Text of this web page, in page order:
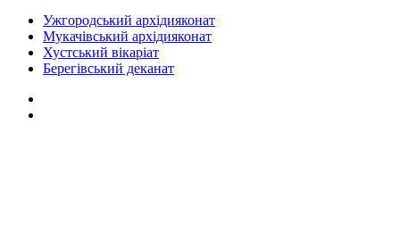
Ужгородський архідияконат
Мукачівський архідияконат
Хустський вікаріат
Берегівський деканат